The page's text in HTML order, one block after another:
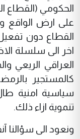
الحكومي (القطاع
على ارض الواقع
القطاع دون
اخر الى سلسلة
العراقي الريعي
كالمستجير
سياسية امنية
تنموية ازاء ذلك.
ونعود الى سؤالنا